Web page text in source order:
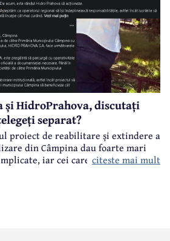
și HidroPrahova, discutați
separat?
proiect de reabilitare și extindere a
din Câmpina dau foarte mari
iar cei care suferă sunt
citeste mai mult